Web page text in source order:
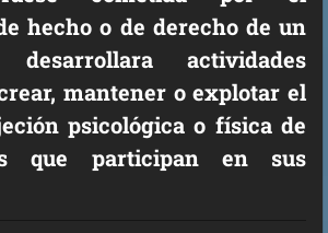
hecho o de derecho de un
actividades
mantener o explotar el
psicológica o física de
que participan en sus